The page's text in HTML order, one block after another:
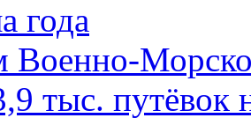
года
Военно-
тыс. путёвок